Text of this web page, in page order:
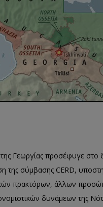
Γεωργίας προσέφυγε στο
της σύμβασης CERD,
πρακτόρων, άλλων
δυνάμεων της